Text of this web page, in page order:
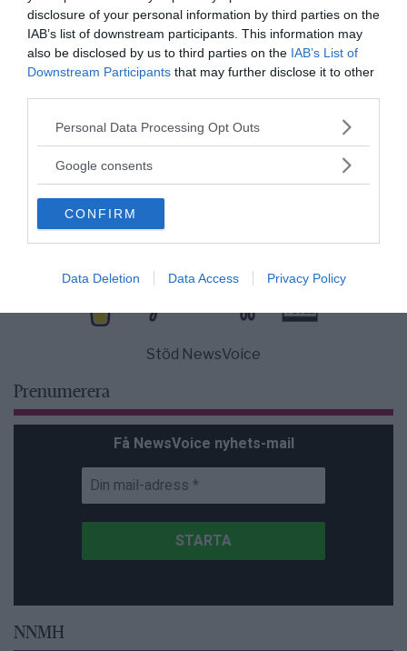
disclosure of your personal information by third parties on the
IAB’s list of downstream participants. This information may
also be disclosed by us to third parties on the IAB’s List of
Downstream Participants that may further disclose it to other
Please note that this website/app uses one or more Google
not limited to your visit or usage behaviour. You may click to
use your data for below specified purposes in below Google
consent section.
Personal Data Processing Opt Outs
Google consents
CONFIRM
Data Deletion Data Access Privacy Policy
Tankesmedjan Kreaprenör: En
plan för Sverige är redan
lanserad av ett parti
Stöd NewsVoice
Prenumerera
Få NewsVoice nyhets-mail
NNMH